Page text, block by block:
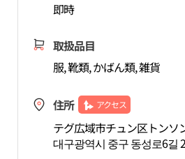
即時
取扱品目
服, 靴類, かばん類, 雑貨
住所 アクセス
テグ広域市チュン区トンソ
대구광역시 중구 동성로6길